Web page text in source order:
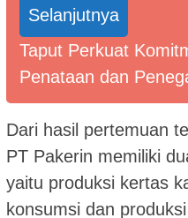
Selanjutnya
Taput Perkuat
Penataan dan
Dari hasil pertemuan
PT Pakerin memiliki
yaitu produksi kertas
konsumsi dan